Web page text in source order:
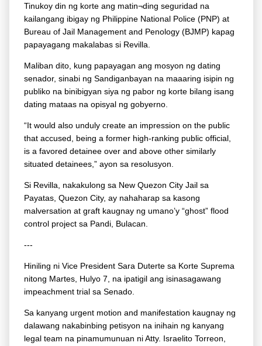
Tinukoy din ng korte ang matin¬ding seguridad na
kailangang ibigay ng Philippine National Police (PNP) at
Bureau of Jail Management and Penology (BJMP) kapag
papayagang makalabas si Revilla.
Maliban dito, kung papayagan ang mosyon ng dating
senador, sinabi ng Sandiganbayan na maaaring isipin ng
publiko na binibigyan siya ng pabor ng korte bilang isang
dating mataas na opisyal ng gobyerno.
“It would also unduly create an impression on the public
that accused, being a former high-ranking public official,
is a favored detainee over and above other similarly
situated detainees,” ayon sa resolusyon.
Si Revilla, nakakulong sa New Quezon City Jail sa
Payatas, Quezon City, ay nahaharap sa kasong
malversation at graft kaugnay ng umano’y “ghost” flood
control project sa Pandi, Bulacan.
---
Hiniling ni Vice President Sara Duterte sa Kor­te Suprema
nitong Martes, Hulyo 7, na ipatigil ang isinasagawang
impeachment trial sa Senado.
Sa kanyang urgent motion and manifestation kaugnay ng
dalawang nakabinbing petisyon na inihain ng kanyang
legal team na pinamumunuan ni Atty. Israelito Torreon,